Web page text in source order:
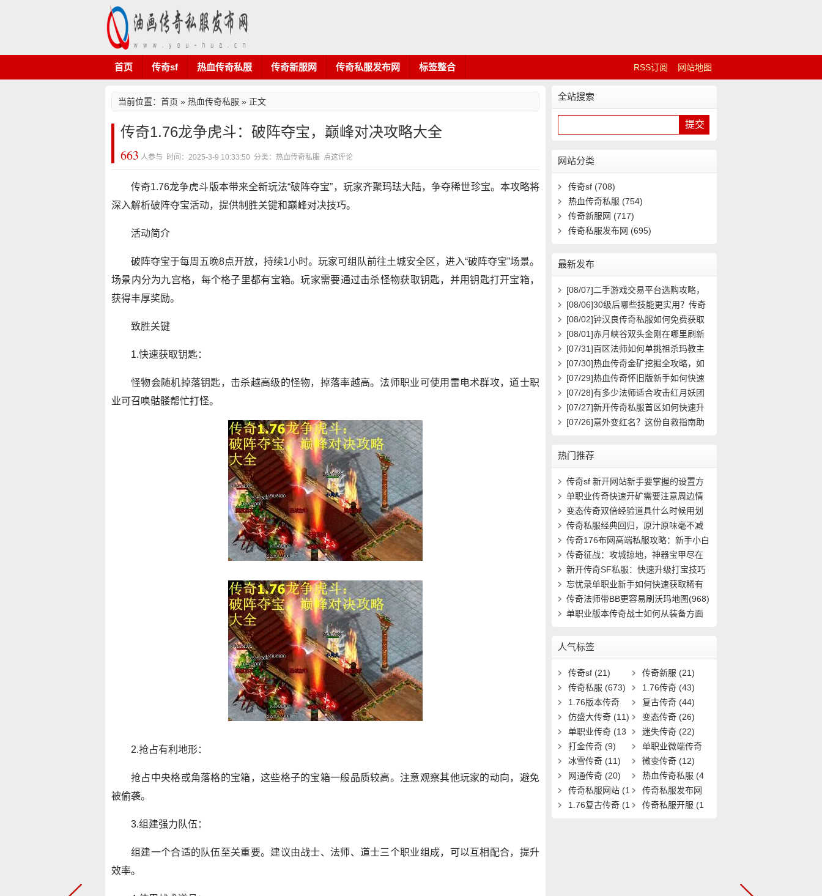
首页 传奇sf 热血传奇私服 传奇新服网 传奇私服发布网 标签整合 RSS订阅 网站地图
当前位置： 首页 » 热血传奇私服 » 正文
传奇1.76龙争虎斗：破阵夺宝，巅峰对决攻略大全
663 人参与 时间：2025-3-9 10:33:50 分类：热血传奇私服 点这评论
传奇1.76龙争虎斗版本带来全新玩法“破阵夺宝”，玩家齐聚玛珐大陆，争夺稀世珍宝。本攻略将
深入解析破阵夺宝活动，提供制胜关键和巅峰对决技巧。
活动简介
破阵夺宝于每周五晚8点开放，持续1小时。玩家可组队前往土城安全区，进入“破阵夺宝”场景。
场景内分为九宫格，每个格子里都有宝箱。玩家需要通过击杀怪物获取钥匙，并用钥匙打开宝箱，
获得丰厚奖励。
致胜关键
1.快速获取钥匙：
怪物会随机掉落钥匙，击杀越高级的怪物，掉落率越高。法师职业可使用雷电术群攻，道士职
业可召唤骷髅帮忙打怪。
2.抢占有利地形：
抢占中央格或角落格的宝箱，这些格子的宝箱一般品质较高。注意观察其他玩家的动向，避免
被偷袭。
3.组建强力队伍：
组建一个合适的队伍至关重要。建议由战士、法师、道士三个职业组成，可以互相配合，提升
效率。
全站搜索
网站分类
传奇sf (708)
热血传奇私服 (754)
传奇新服网 (717)
传奇私服发布网 (695)
最新发布
[08/07]二手游戏交易平台选购攻略，
如何避免踩雷？
[08/06]30级后哪些技能更实用？传奇
玩家必看攻略
[08/02]钟汉良传奇私服如何免费获取
高级装备与快速升级攻略？
[08/01]赤月峡谷双头金刚在哪里刷新
具体位置坐标是什么？
[07/31]百区法师如何单挑祖杀玛教主
求高效打法？
[07/30]热血传奇金矿挖掘全攻略，如
何高效挖矿？
[07/29]热血传奇怀旧版新手如何快速
起步？前期必做任务与升级技巧有哪
些？
[07/28]有多少法师适合攻击红月妖团
队？
[07/27]新开传奇私服首区如何快速升
级？装备获取攻略有哪些？
[07/26]意外变红名？这份自救指南助
热门推荐
传奇sf 新开网站新手要掌握的设置方
法(10)
单职业传奇快速开矿需要注意周边情
况(10)
变态传奇双倍经验道具什么时候用划
算(14)
传奇私服经典回归，原汁原味毫不减
价！- (14)
传奇176布网高端私服攻略：新手小白
速成(4816)
传奇征战：攻城掠地，神器宝甲尽在
掌握(401)
新开传奇SF私服：快速升级打宝技巧
有哪些(912)
忘忧录单职业新手如何快速获取稀有
装备并提(661)
传奇法师带BB更容易刷沃玛地图(968)
单职业版本传奇战士如何从装备方面
人气标签
传奇sf (21) 传奇新服 (21)
传奇私服 (673) 1.76传奇 (43)
1.76版本传奇
(9)
复古传奇 (44)
仿盛大传奇 (11) 变态传奇 (26)
单职业传奇 (13
1)
迷失传奇 (22)
打金传奇 (9)
单职业微端传奇
(9)
冰雪传奇 (11) 微变传奇 (12)
网通传奇 (20) 热血传奇私服 (4
0)
传奇私服网站 (1
9)
传奇私服发布网
(11)
1.76复古传奇 (1
传奇私服开服 (1